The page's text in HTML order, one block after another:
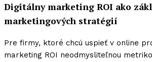
Digitálny marketing ROI ako
marketingových stratégií
Pre firmy, ktoré chcú uspieť v online
marketing ROI neodmysliteľnou